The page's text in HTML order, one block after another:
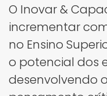
O Inovar &
incrementar
no Ensino
o potencial dos
desenvolvendo